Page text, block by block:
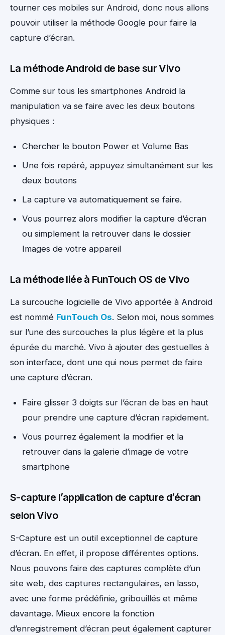
tourner ces mobiles sur Android, donc nous allons
pouvoir utiliser la méthode Google pour faire la
capture d’écran.
La méthode Android de base sur Vivo
Comme sur tous les smartphones Android la
manipulation va se faire avec les deux boutons
physiques :
Chercher le bouton Power et Volume Bas
Une fois repéré, appuyez simultanément sur les
deux boutons
La capture va automatiquement se faire.
Vous pourrez alors modifier la capture d’écran
ou simplement la retrouver dans le dossier
Images de votre appareil
La méthode liée à FunTouch OS de Vivo
La surcouche logicielle de Vivo apportée à Android
est nommé FunTouch Os. Selon moi, nous sommes
sur l’une des surcouches la plus légère et la plus
épurée du marché. Vivo à ajouter des gestuelles à
son interface, dont une qui nous permet de faire
une capture d’écran.
Faire glisser 3 doigts sur l’écran de bas en haut
pour prendre une capture d’écran rapidement.
Vous pourrez également la modifier et la
retrouver dans la galerie d’image de votre
smartphone
S-capture l’application de capture d’écran
selon Vivo
S-Capture est un outil exceptionnel de capture
d’écran. En effet, il propose différentes options.
Nous pouvons faire des captures complète d’un
site web, des captures rectangulaires, en lasso,
avec une forme prédéfinie, gribouillés et même
davantage. Mieux encore la fonction
d’enregistrement d’écran peut également capturer